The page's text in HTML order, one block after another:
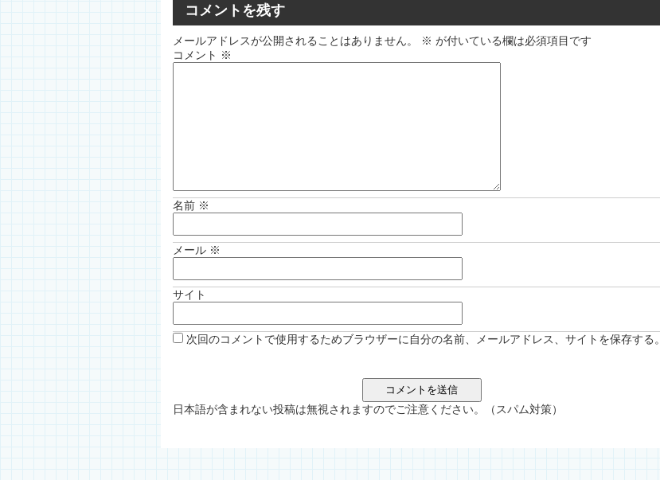
コメントを残す
メールアドレスが公開されることはありません。 ※ が付いている欄は必須項目です
コメント ※
名前 ※
メール ※
サイト
次回のコメントで使用するためブラウザーに自分の名前、メールアドレス、サイトを保存する。
日本語が含まれない投稿は無視されますのでご注意ください。（スパム対策）